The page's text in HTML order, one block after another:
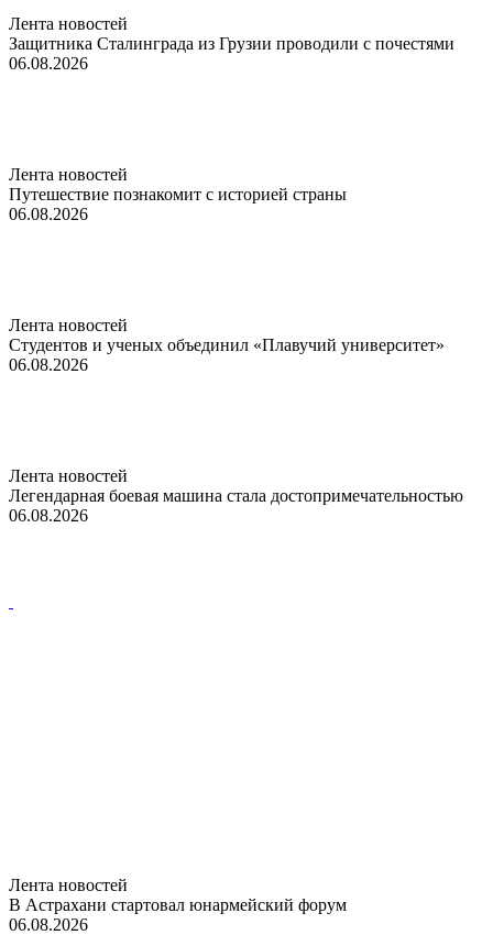
Лента новостей
Защитника Сталинграда из Грузии проводили с почестями
06.08.2026
Лента новостей
Путешествие познакомит с историей страны
06.08.2026
Лента новостей
Студентов и ученых объединил «Плавучий университет»
06.08.2026
Лента новостей
Легендарная боевая машина стала достопримечательностью
06.08.2026
Лента новостей
В Астрахани стартовал юнармейский форум
06.08.2026